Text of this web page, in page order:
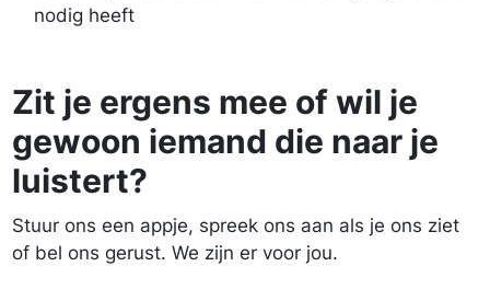
nodig heeft
Zit je ergens mee of wil je
gewoon iemand die naar je
luistert?
Stuur ons een appje, spreek ons aan als je ons ziet
of bel ons gerust. We zijn er voor jou.